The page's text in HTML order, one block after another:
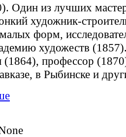
Один из лучших
художник-
форм,
художеств
(1864), профессор
в Рыбинске и